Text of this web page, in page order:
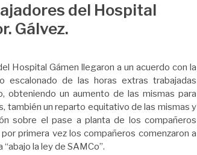
del Hospital
Gálvez.
Hospital Gámen llegaron a un acuerdo con la
escalonado de las horas extras trabajadas
un aumento de las mismas para
un reparto equitativo de las mismas y
sobre el pase a planta de los compañeros
primera vez los compañeros comenzaron a
la ley de SAMCo”.